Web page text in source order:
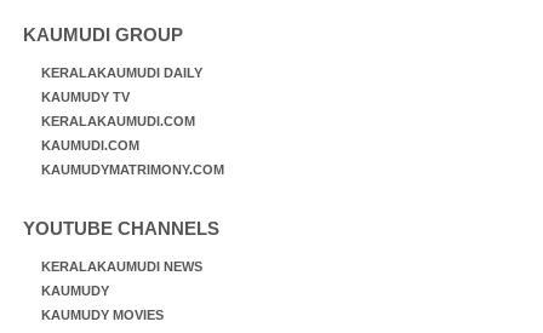
KAUMUDI GROUP
KERALAKAUMUDI DAILY
KAUMUDY TV
KERALAKAUMUDI.COM
KAUMUDI.COM
KAUMUDYMATRIMONY.COM
YOUTUBE CHANNELS
KERALAKAUMUDI NEWS
KAUMUDY
KAUMUDY MOVIES